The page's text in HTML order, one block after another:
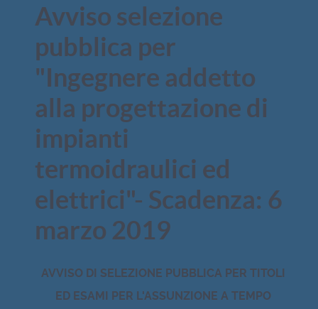
Avviso selezione
pubblica per
"Ingegnere addetto
alla progettazione di
impianti
termoidraulici ed
elettrici"- Scadenza: 6
marzo 2019
AVVISO DI SELEZIONE PUBBLICA PER TITOLI
ED ESAMI PER L'ASSUNZIONE A TEMPO